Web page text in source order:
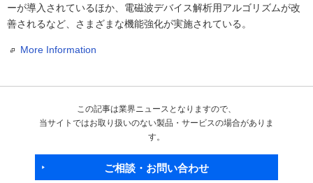
ーが導入されているほか、電磁波デバイス解析用アルゴリズムが改
善されるなど、さまざまな機能強化が実施されている。
More Information
この記事は業界ニュースとなりますので、
当サイトではお取り扱いのない製品・サービスの場合がありま
す。
ご相談・お問い合わせ